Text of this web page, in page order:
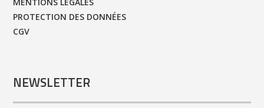
PROTECTION DES DONNÉES
CGV
NEWSLETTER